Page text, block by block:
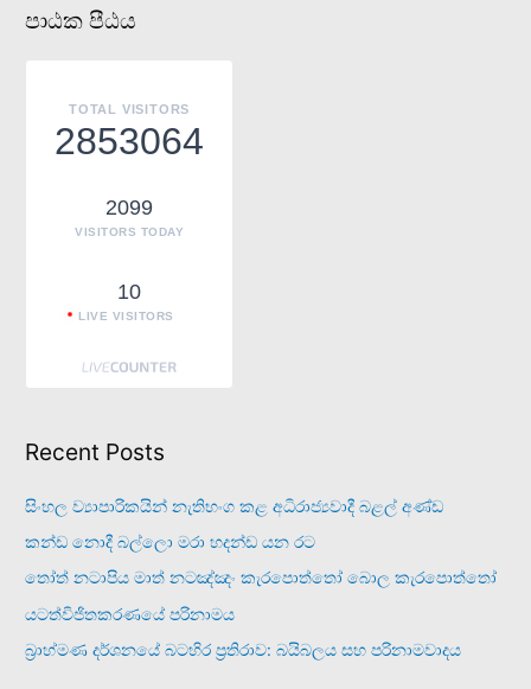
r
c
පාඨක පීඨය
TOTAL VISITORS
2853064
2099
VISITORS TODAY
10
LIVE VISITORS
Recent Posts
සිංහල ව්‍යාපාරිකයින් නැතිභංග කළ අධිරාජ්‍යවාදී බළල් අණ්ඩ
කන්ඩ නොදී බල්ලො මරා හදන්ඩ යන රට
තෝත් නටාපිය මාත් නටඤ්ඤං කැරපොත්තෝ බොල කැරපොත්තෝ
යටත්විජිතකරණයේ පරිනාමය
බ්‍රාහ්මණ දර්ශනයේ බටහිර ප්‍රතිරාව: බයිබලය සහ පරිනාමවාදය